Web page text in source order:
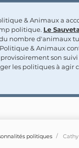
& Animaux a
politique. Le
nombre d'animaux
& Animaux
son
les politiques à
politiques